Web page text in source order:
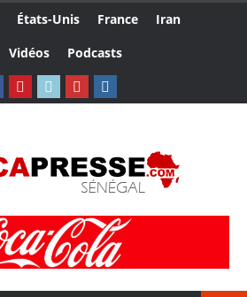
États-Unis France
Iran
Vidéos Podcasts